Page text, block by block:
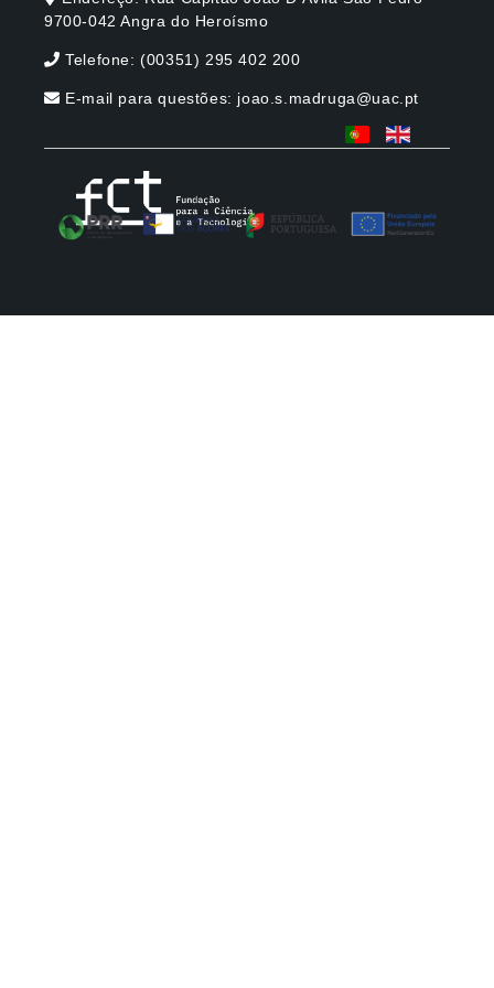
9700-042 Angra do Heroí­smo
Telefone: (00351) 295 402 200
E-mail para questões: joao.s.madruga@uac.pt